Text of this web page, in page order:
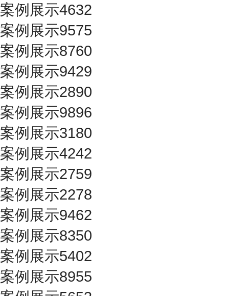
案例展示4632
案例展示9575
案例展示8760
案例展示9429
案例展示2890
案例展示9896
案例展示3180
案例展示4242
案例展示2759
案例展示2278
案例展示9462
案例展示8350
案例展示5402
案例展示8955